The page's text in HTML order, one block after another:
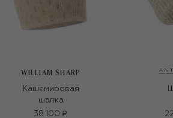
WILLIAM SHARP
Кашемировая
шапка
38 100 ₽